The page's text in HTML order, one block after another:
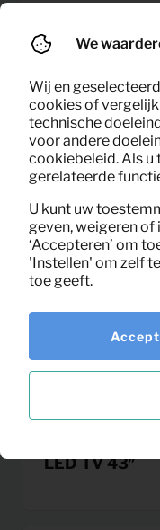
Placemat
LED TV 43″
We
Wij en
cookies of
technische
voor andere
cookiebeleid. Als u
gerelateerde
U kunt uw
geven, weigeren of
‘Accepteren’ om
'Instellen' om zelf
toe geeft.